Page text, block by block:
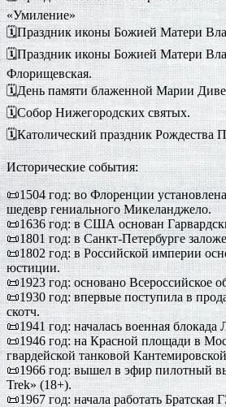
«Умиление»
🗓️Праздник иконы Божией Матери
🗓️Праздник иконы Божией Матери
Флорищевская.
🗓️День памяти блаженной Марии
🗓️Собор Нижегородских святых.
🗓️Католический праздник Рождества
Исторические события:
📜1504 год: во Флоренции
шедевр гениального Микеланджело.
📜1636 год: в США основан
📜1801 год: в Санкт-Петербурге
📜1802 год: в Российской империи
юстиции.
📜1923 год: основано Всероссийское
📜1930 год: впервые поступила в
скотч.
📜1941 год: началась военная блокада
📜1946 год: на Красной площади в
гвардейской танковой
📜1966 год: вышел в эфир пилотный
Trek» (18+).
📜1967 год: начала работать Братская